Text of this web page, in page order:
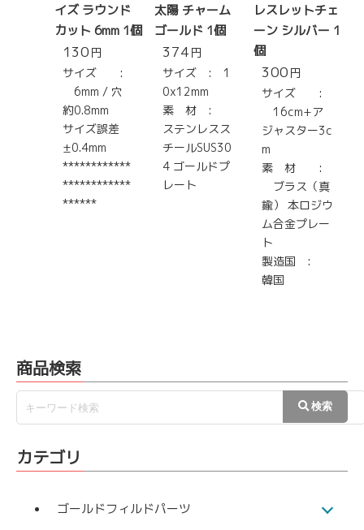
イズ ラウンド
カット 6mm 1個
130 円
サイズ :
6mm / 穴
約0.8mm
サイズ誤差
±0.4mm
************
************
******
太陽 チャーム
ゴールド 1個
374 円
サイズ : 1
0x12mm
素 材 :
ステンレスス
チールSUS30
4 ゴールドプ
レート
レスレットチェ
ーン シルバー 1
個
300 円
サイズ :
16cm+ア
ジャスター3c
m
素 材 :
ブラス（真
鍮） 本ロジウ
ム合金プレー
ト
製造国 :
韓国
商品検索
カテゴリ
ゴールドフィルドパーツ